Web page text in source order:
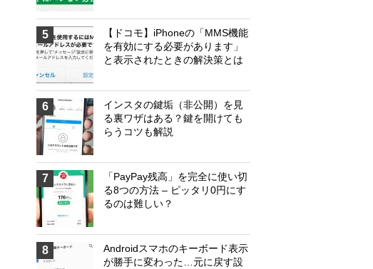
5
【ドコモ】iPhoneの「MMS機能
を有効にする必要があります」
と表示されたときの解決策とは
6
インスタの鍵垢（非公開）を見
る裏ワザはある？鍵を開けても
らうコツも解説
7
「PayPay残高」を完全に使い切
る8つの方法 – ピッタリ0円にす
るのは難しい？
8
Androidスマホのキーボード表示
が勝手に変わった…元に戻す設